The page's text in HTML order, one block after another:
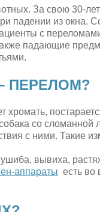
За свою 30-
падении из окна.
с
падающие
ПЕРЕЛОМ?
хромать,
со сломанной
с ними. Такие
вывиха,
аппараты есть во